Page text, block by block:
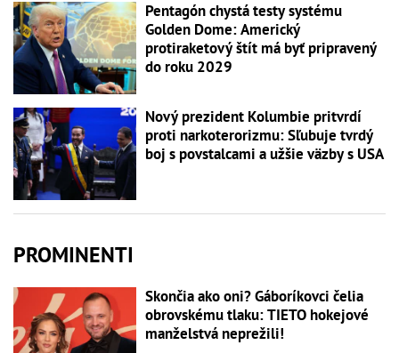
Pentagón chystá testy systému
Golden Dome: Americký
protiraketový štít má byť pripravený
do roku 2029
Nový prezident Kolumbie pritvrdí
proti narkoterorizmu: Sľubuje tvrdý
boj s povstalcami a užšie väzby s USA
PROMINENTI
Skončia ako oni? Gáboríkovci čelia
obrovskému tlaku: TIETO hokejové
manželstvá neprežili!